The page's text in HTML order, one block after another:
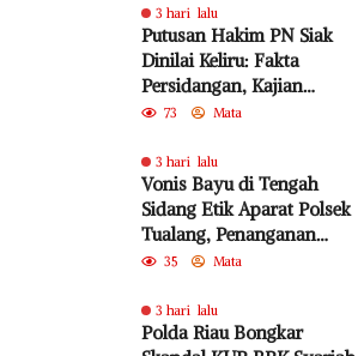
3 hari lalu
Putusan Hakim PN Siak
Dinilai Keliru: Fakta
Persidangan, Kajian
Akademik, dan SEMA No. 4
73 Mata
3 hari lalu
Vonis Bayu di Tengah
Sidang Etik Aparat Polsek
Tualang, Penanganan
Perkara Kembali Jadi
35 Mata
3 hari lalu
Polda Riau Bongkar